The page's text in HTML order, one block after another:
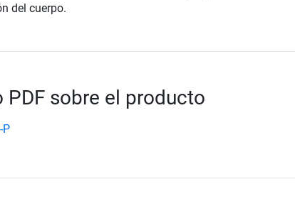
del cuerpo.
PDF sobre el producto
P